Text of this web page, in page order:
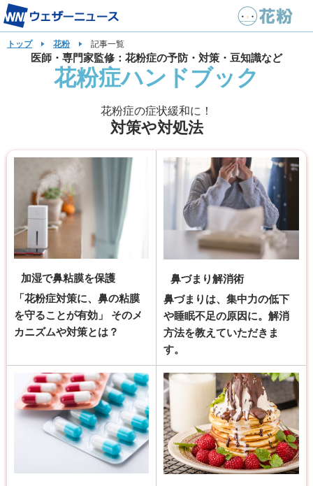
トップ 花粉 記事一覧
医師・専門家監修：花粉症の予防・対策・豆知識など
花粉症ハンドブック
花粉症の症状緩和に！
対策や対処法
加湿で鼻粘膜を保護
「花粉症対策に、鼻の粘膜
を守ることが有効」 そのメ
カニズムや対策とは？
鼻づまり解消術
鼻づまりは、集中力の低下
や睡眠不足の原因に。解消
方法を教えていただきま
す。